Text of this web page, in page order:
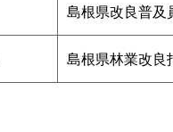
島根県改良普及
島根県林業改良